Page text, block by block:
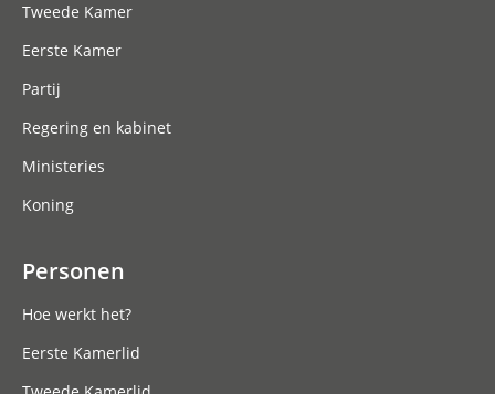
Tweede Kamer
Eerste Kamer
Partij
Regering en kabinet
Ministeries
Koning
Personen
Hoe werkt het?
Eerste Kamerlid